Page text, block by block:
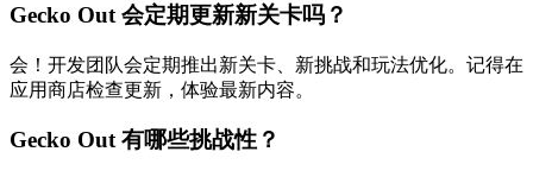
Gecko Out 会定期更新新关卡吗？
会！开发团队会定期推出新关卡、新挑战和玩法优化。记得在
应用商店检查更新，体验最新内容。
Gecko Out 有哪些挑战性？